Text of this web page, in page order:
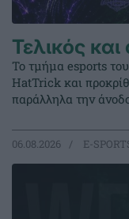
Τελικός
Το τμήμα esports
HatTrick και
παράλληλα την
06.08.2026 E-